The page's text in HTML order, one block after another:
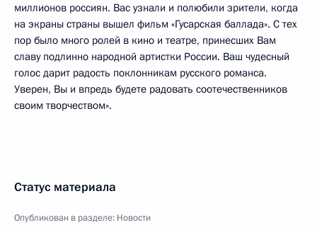
миллионов россиян. Вас узнали и полюбили зрители, когда
на экраны страны вышел фильм «Гусарская баллада». С тех
пор было много ролей в кино и театре, принесших Вам
славу подлинно народной артистки России. Ваш чудесный
голос дарит радость поклонникам русского романса.
Уверен, Вы и впредь будете радовать соотечественников
своим творчеством».
Статус материала
Опубликован в разделе: Новости